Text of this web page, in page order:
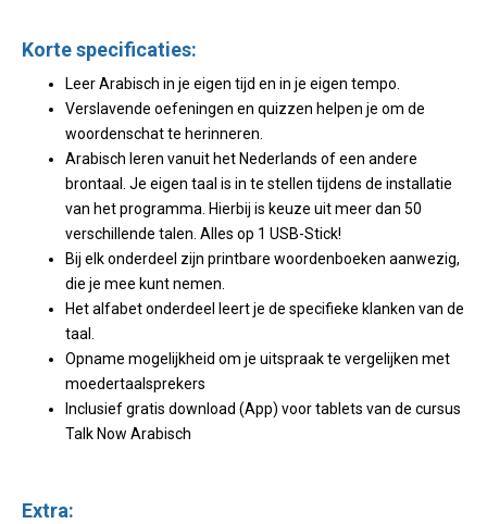
Korte specificaties:
Leer Arabisch in je eigen tijd en in je eigen tempo.
Verslavende oefeningen en quizzen helpen je om de
woordenschat te herinneren.
Arabisch leren vanuit het Nederlands of een andere
brontaal. Je eigen taal is in te stellen tijdens de installatie
van het programma. Hierbij is keuze uit meer dan 50
verschillende talen. Alles op 1 USB-Stick!
Bij elk onderdeel zijn printbare woordenboeken aanwezig,
die je mee kunt nemen.
Het alfabet onderdeel leert je de specifieke klanken van de
taal.
Opname mogelijkheid om je uitspraak te vergelijken met
moedertaalsprekers
Inclusief gratis download (App) voor tablets van de cursus
Talk Now Arabisch
Extra: